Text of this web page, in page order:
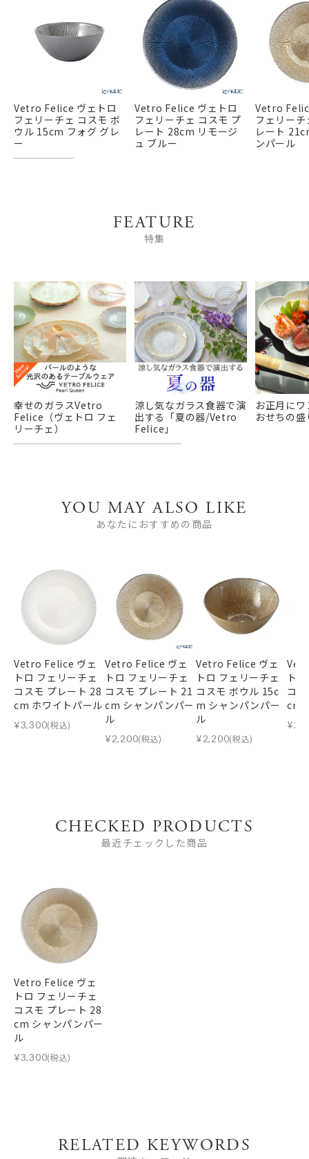
Vetro Felice ヴェトロ
フェリーチェ コスモ ボ
ウル 15cm フォグ グレ
ー
Vetro Felice ヴェトロ
フェリーチェ コスモ プ
レート 28cm リモージ
ュ ブルー
Vetro
フェリー
レート
ンパール
FEATURE
特集
幸せのガラスVetro
Felice（ヴェトロ フェ
リーチェ）
涼し気なガラス食器で演
出する「夏の器/Vetro
Felice」
お正月に
おせちの
YOU MAY ALSO LIKE
あなたにおすすめの商品
Vetro Felice ヴェ
トロ フェリーチェ
コスモ プレート 28
cm ホワイトパール
¥3,300(税込)
Vetro Felice ヴェ
トロ フェリーチェ
コスモ プレート 21
cm シャンパンパー
ル
¥2,200(税込)
Vetro Felice ヴェ
トロ フェリーチェ
コスモ ボウル 15c
m シャンパンパー
ル
¥2,200(税込)
ト
コ
cm
¥
CHECKED PRODUCTS
最近チェックした商品
Vetro Felice ヴェ
トロ フェリーチェ
コスモ プレート 28
cm シャンパンパー
ル
¥3,300(税込)
RELATED KEYWORDS